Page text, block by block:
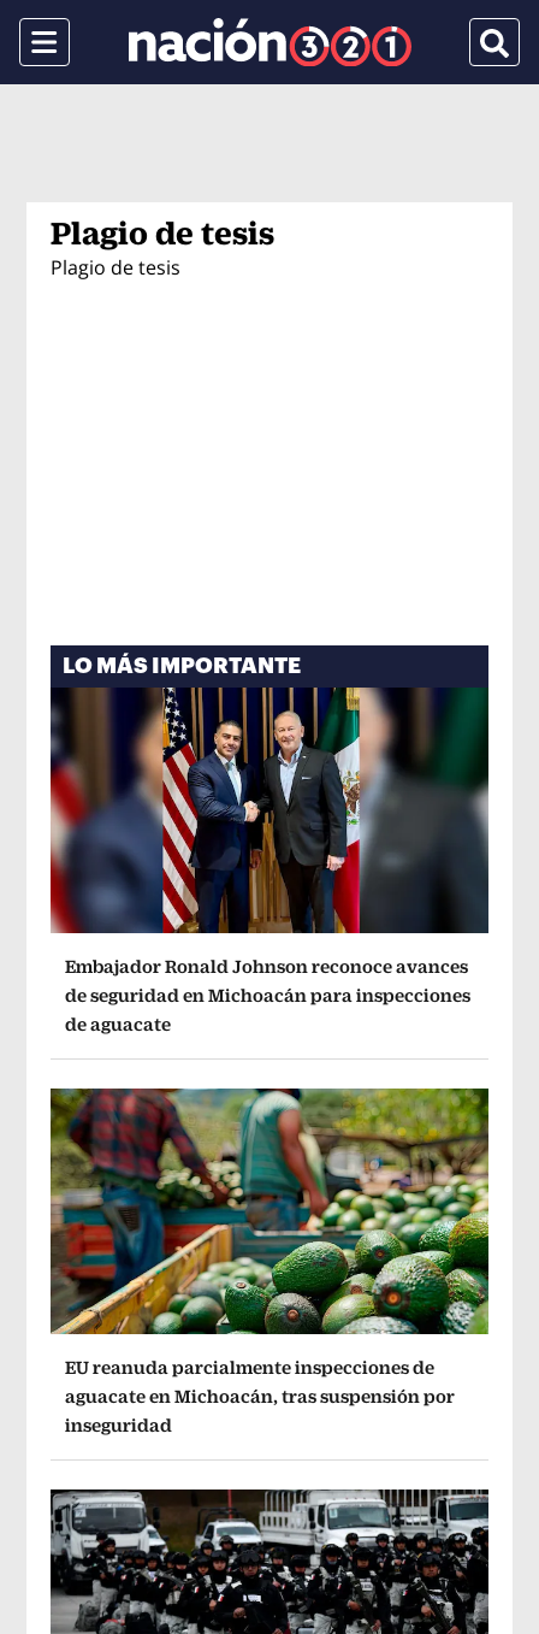
Menu
Plagio de tesis
Plagio de tesis
LO MÁS IMPORTANTE
Embajador Ronald Johnson reconoce avances
de seguridad en Michoacán para inspecciones
de aguacate
EU reanuda parcialmente inspecciones de
aguacate en Michoacán, tras suspensión por
inseguridad